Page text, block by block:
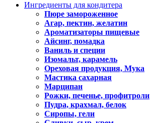
Ингредиенты для кондитера
Пюре замороженное
Агар, пектин, желатин
Ароматизаторы пищевые
Айсинг, помадка
Ваниль и специи
Изомальт, карамель
Ореховая продукция, Мука
Мастика сахарная
Марципан
Рожки, печенье, профитроли
Пудра, крахмал, белок
Сиропы, гели